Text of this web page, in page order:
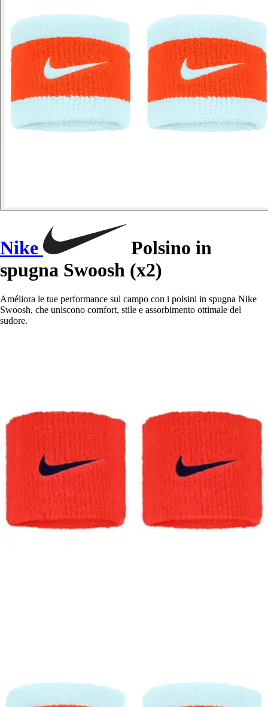
Nike
Polsino in
spugna Swoosh (x2)
Améliora le tue performance sul campo con i polsini in spugna Nike
Swoosh, che uniscono comfort, stile e assorbimento ottimale del
sudore.